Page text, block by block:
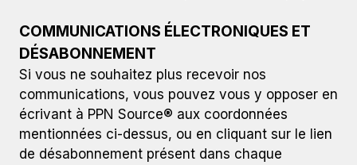
COMMUNICATIONS ÉLECTRONIQUES ET
DÉSABONNEMENT
Si vous ne souhaitez plus recevoir nos
communications, vous pouvez vous y opposer en
écrivant à PPN Source® aux coordonnées
mentionnées ci-dessus, ou en cliquant sur le lien
de désabonnement présent dans chaque